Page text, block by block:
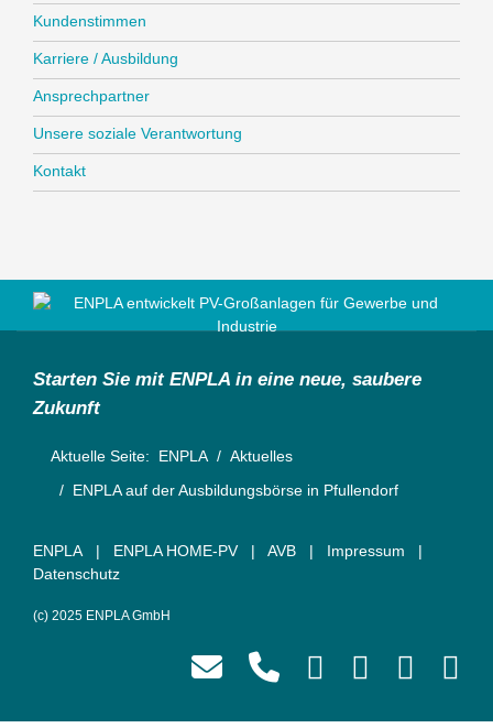
Kundenstimmen
Karriere / Ausbildung
Ansprechpartner
Unsere soziale Verantwortung
Kontakt
Starten Sie mit ENPLA in eine neue, saubere
Zukunft
Aktuelle Seite: ENPLA
Aktuelles
ENPLA auf der Ausbildungsbörse in Pfullendorf
ENPLA | ENPLA HOME-PV| AVB | Impressum |
Datenschutz
(c) 2025 ENPLA GmbH